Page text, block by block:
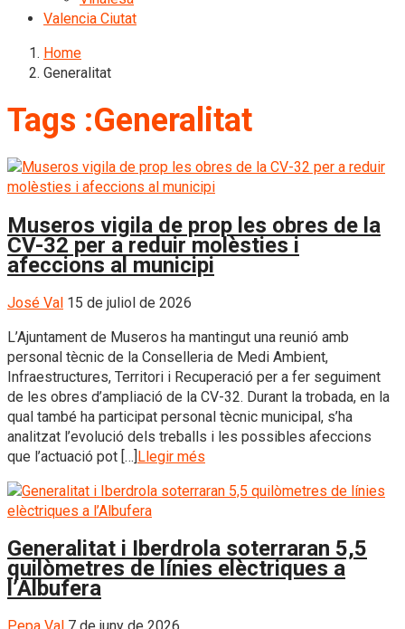
Valencia Ciutat
Home
Generalitat
Tags :Generalitat
Museros vigila de prop les obres de la
CV-32 per a reduir molèsties i
afeccions al municipi
José Val 15 de juliol de 2026
L’Ajuntament de Museros ha mantingut una reunió amb
personal tècnic de la Conselleria de Medi Ambient,
Infraestructures, Territori i Recuperació per a fer seguiment
de les obres d’ampliació de la CV-32. Durant la trobada, en la
qual també ha participat personal tècnic municipal, s’ha
analitzat l’evolució dels treballs i les possibles afeccions
que l’actuació pot […]Llegir més
Generalitat i Iberdrola soterraran 5,5
quilòmetres de línies elèctriques a
l’Albufera